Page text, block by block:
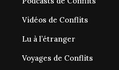
Vidéos de Conflits
Lu à l’étranger
Voyages de Conflits